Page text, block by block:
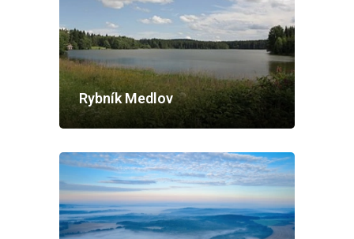
Rybník Medlov